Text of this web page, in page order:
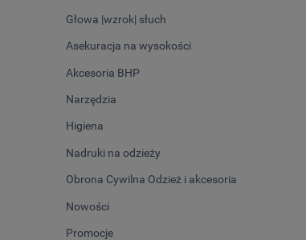
Głowa |wzrok| słuch
Asekuracja na wysokości
Akcesoria BHP
Narzędzia
Higiena
Nadruki na odzieży
Obrona Cywilna Odzież i akcesoria
Nowości
Promocje